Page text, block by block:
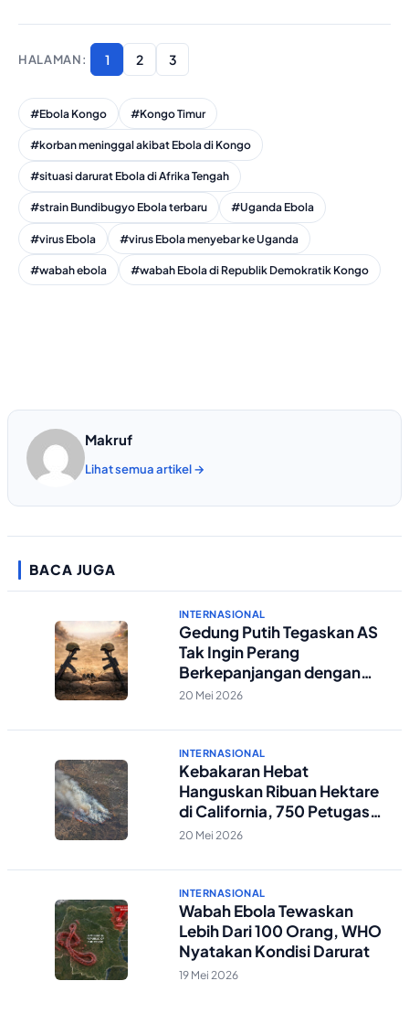
1 2 3
#Ebola Kongo #Kongo Timur
#korban meninggal akibat Ebola di Kongo
#situasi darurat Ebola di Afrika Tengah
#strain Bundibugyo Ebola terbaru #Uganda Ebola
#virus Ebola #virus Ebola menyebar ke Uganda
#wabah ebola #wabah Ebola di Republik Demokratik Kongo
Makruf
Lihat semua artikel →
BACA JUGA
INTERNASIONAL
Gedung Putih Tegaskan AS
Tak Ingin Perang
Berkepanjangan dengan
Iran
20 Mei 2026
INTERNASIONAL
Kebakaran Hebat
Hanguskan Ribuan Hektare
di California, 750 Petugas
Damkar Dikerahkan
20 Mei 2026
INTERNASIONAL
Wabah Ebola Tewaskan
Lebih Dari 100 Orang, WHO
Nyatakan Kondisi Darurat
19 Mei 2026